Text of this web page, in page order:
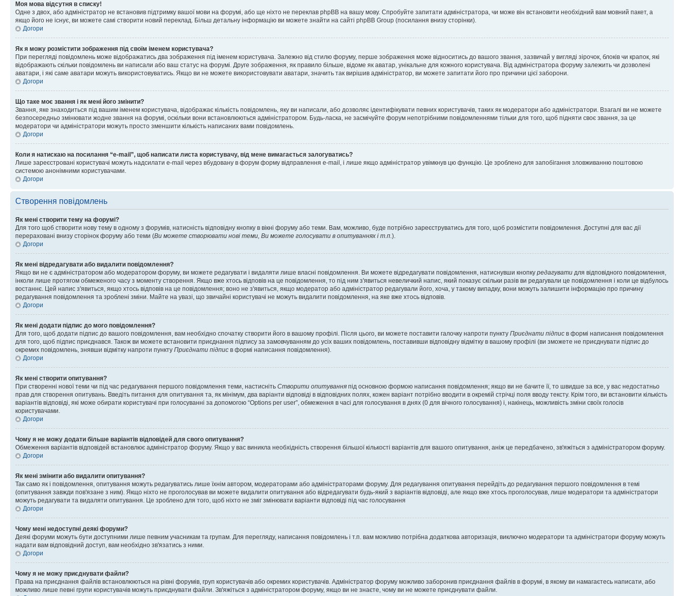
Моя мова відсутня в списку!
Одне з двох, або адміністратор не встановив підтримку вашої мови на форумі, або ще ніхто не переклав phpBB на вашу мову. Спробуйте запитати адміністратора, чи може він встановити необхідний вам мовний пакет, а
якщо його не існує, ви можете самі створити новий переклад. Більш детальну інформацію ви можете знайти на сайті phpBB Group (посилання внизу сторінки).
Догори
Як я можу розмістити зображення під своїм іменем користувача?
При перегляді повідомлень може відображатись два зображення під іменем користувача. Залежно від стилю форуму, перше зображення може відноситись до вашого звання, зазвичай у вигляді зірочок, блоків чи крапок, які
відображають скільки повідомлень ви написали або ваш статус на форумі. Друге зображення, як правило більше, відоме як аватар, унікальне для кожного користувача. Від адміністратора форуму залежить чи дозволені
аватари, і які саме аватари можуть використовуватись. Якщо ви не можете використовувати аватари, значить так вирішив адміністратор, ви можете запитати його про причини цієї заборони.
Догори
Що таке моє звання і як мені його змінити?
Звання, яке знаходиться під вашим іменем користувача, відображає кількість повідомлень, яку ви написали, або дозволяє ідентифікувати певних користувачів, таких як модератори або адміністратори. Взагалі ви не можете
безпосередньо змінювати жодне звання на форумі, оскільки вони встановлюються адміністратором. Будь-ласка, не засмічуйте форум непотрібними повідомленнями тільки для того, щоб підняти своє звання, за це
модератори чи адміністратори можуть просто зменшити кількість написаних вами повідомлень.
Догори
Коли я натискаю на посилання “e-mail”, щоб написати листа користувачу, від мене вимагається залогуватись?
Лише зареєстровані користувачі можуть надсилати e-mail через вбудовану в форум форму відправлення e-mail, і лише якщо адміністратор увімкнув цю функцію. Це зроблено для запобігання зловживанню поштовою
системою анонімними користувачами.
Догори
Створення повідомлень
Як мені створити тему на форумі?
Для того щоб створити нову тему в одному з форумів, натисність відповідну кнопку в вікні форуму або теми. Вам, можливо, буде потрібно зареєструватись для того, щоб розмістити повідомлення. Доступні для вас дії
перераховані внизу сторінок форуму або теми (Ви можете створювати нові теми, Ви можете голосувати в опитуваннях і т.п.).
Догори
Як мені відредагувати або видалити повідомлення?
Якщо ви не є адміністратором або модератором форуму, ви можете редагувати і видаляти лише власні повідомлення. Ви можете відредагувати повідомлення, натиснувши кнопку редагувати для відповідного повідомлення,
інколи лише протягом обмеженого часу з моменту створення. Якщо вже хтось відповів на це повідомлення, то під ним з'явиться невеличкий напис, який показує скільки разів ви редагували це повідомлення і коли це відбулось
востаннє. Цей напис з'явиться, якщо хтось відповів на це повідомлення; воно не з'явиться, якщо модератор або адміністратор редагували його, хоча, у такому випадку, вони можуть залишити інформацію про причину
редагування повідомлення та зроблені зміни. Майте на увазі, що звичайні користувачі не можуть видалити повідомлення, на яке вже хтось відповів.
Догори
Як мені додати підпис до мого повідомлення?
Для того, щоб додати підпис до вашого повідомлення, вам необхідно спочатку створити його в вашому профілі. Після цього, ви можете поставити галочку напроти пункту Приєднати підпис в формі написання повідомлення
для того, щоб підпис приєднався. Також ви можете встановити приєднання підпису за замовчуванням до усіх ваших повідомлень, поставивши відповідну відмітку в вашому профілі (ви зможете не приєднувати підпис до
окремих повідомлень, знявши відмітку напроти пункту Приєднати підпис в формі написання повідомлення).
Догори
Як мені створити опитування?
При створенні нової теми чи під час редагування першого повідомлення теми, настисніть Створити опитування під основною формою написання повідомлення; якщо ви не бачите її, то швидше за все, у вас недостатньо
прав для створення опитувань. Введіть питання для опитування та, як мінімум, два варіанти відповіді в відповідних полях, кожен варіант потрібно вводити в окремій стрічці поля вводу тексту. Крім того, ви встановити кількість
варіантів відповіді, які може обирати користувачі при голосуванні за допомогою “Options per user”, обмеження в часі для голосування в днях (0 для вічного голосування) і, накінець, можливість зміни своїх голосів
користувачами.
Догори
Чому я не можу додати більше варіантів відповідей для свого опитування?
Обмеження варіантів відповідей встановлює адміністратор форуму. Якщо у вас виникла необхідність створення більшої кількості варіантів для вашого опитування, аніж це передбачено, зв'яжіться з адміністратором форуму.
Догори
Як мені змінити або видалити опитування?
Так само як і повідомлення, опитування можуть редагуватись лише їхнім автором, модераторами або адміністраторами форуму. Для редагування опитування перейдіть до редагування першого повідомлення в темі
(опитування завжди пов'язане з ним). Якщо ніхто не проголосував ви можете видалити опитування або відредагувати будь-який з варіантів відповіді, але якщо вже хтось проголосував, лише модератори та адміністратори
можуть редагувати та видаляти опитування. Це зроблено для того, щоб ніхто не зміг змінювати варіанти відповіді під час голосування
Догори
Чому мені недоступні деякі форуми?
Деякі форуми можуть бути доступними лише певним учасникам та групам. Для перегляду, написання повідомлень і т.п. вам можливо потрібна додаткова авторизація, виключно модератори та адміністратори форуму можуть
надати вам відповідний доступ, вам необхідно зв'язатись з ними.
Догори
Чому я не можу приєднувати файли?
Права на приєднання файлів встановлюються на рівні форумів, груп користувачів або окремих користувачів. Адміністратор форуму можливо заборонив приєднання файлів в форумі, в якому ви намагаєтесь написати, або
можливо лише певні групи користувачів можуть приєднувати файли. Зв'яжіться з адміністратором форуму, якщо ви не знаєте, чому ви не можете приєднувати файли.